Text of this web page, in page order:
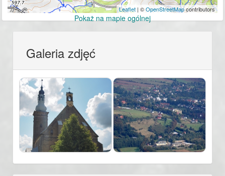
Leaflet| ©OpenStreetMapcontributors
Pokaż na mapie ogólnej
Galeria zdjęć